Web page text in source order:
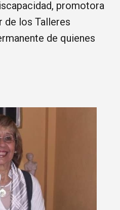
promotora
de los Talleres
de quienes